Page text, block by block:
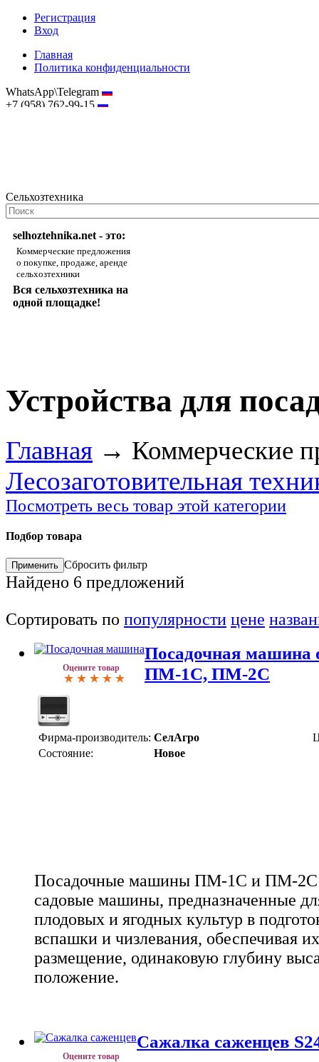
Регистрация
Вход
Главная
Политика конфиденциальности
WhatsApp\Telegram
+7 (958) 762-99-15
Сельхозтехника
selhoztehnika.net - это:
Коммерческие предложения
о покупке, продаже, аренде
сельхозтехники
Вся сельхозтехника на
одной площадке!
Устройства для
Главная → Коммерческие
Лесозаготовительная
Посмотреть весь товар этой категории
Подбор товара
Сбросить фильтр
Найдено 6 предложений
Сортировать по популярности цене
Оцените товар
Посадочная машина
ПМ-1С, ПМ-2С
Фирма-производитель: СелАгро
Состояние:
Новое
Посадочные машины ПМ-1С и ПМ-2С
садовые машины, предназначенные
плодовых и ягодных культур в
вспашки и чизлевания, обеспечивая
размещение, одинаковую глубину
положение.
Оцените товар
Сажалка саженцев